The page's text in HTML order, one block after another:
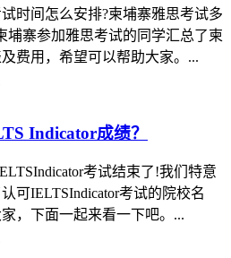
时间怎么安排?柬埔寨雅思考试多
埔寨参加雅思考试的同学汇总了柬
费用，希望可以帮助大家。...
Indicator成绩？
考试结束了!我们特意
可IELTSIndicator考试的院校名
，下面一起来看一下吧。...